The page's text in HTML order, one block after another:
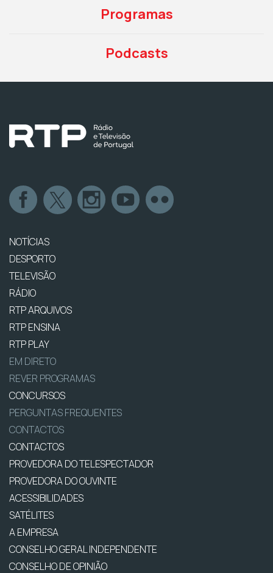
Programas
Podcasts
NOTÍCIAS
DESPORTO
TELEVISÃO
RÁDIO
RTP ARQUIVOS
RTP ENSINA
RTP PLAY
EM DIRETO
REVER PROGRAMAS
CONCURSOS
PERGUNTAS FREQUENTES
CONTACTOS
CONTACTOS
PROVEDORA DO TELESPECTADOR
PROVEDORA DO OUVINTE
ACESSIBILIDADES
SATÉLITES
A EMPRESA
CONSELHO GERAL INDEPENDENTE
CONSELHO DE OPINIÃO